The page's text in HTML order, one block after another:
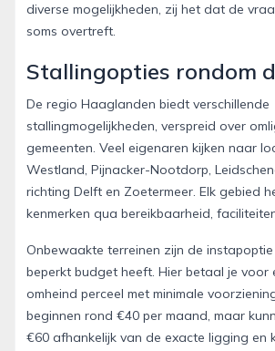
diverse mogelijkheden, zij het dat de
soms overtreft.
Stallingopties rondom
De regio Haaglanden biedt verschillende
stallingmogelijkheden, verspreid over
gemeenten. Veel eigenaren kijken naar
Westland, Pijnacker-Nootdorp,
richting Delft en Zoetermeer. Elk gebied
kenmerken qua bereikbaarheid,
Onbewaakte terreinen zijn de
beperkt budget heeft. Hier betaal je voor
omheind perceel met minimale
beginnen rond €40 per maand, maar
€60 afhankelijk van de exacte ligging en